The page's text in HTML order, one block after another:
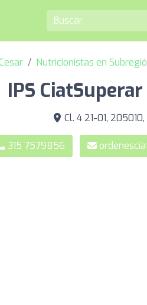
Nutricionistas en
IPS
Cl. 4 21-01,
315 7579856